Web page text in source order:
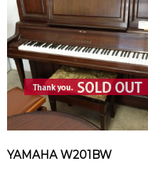
YAMAHA W201BW